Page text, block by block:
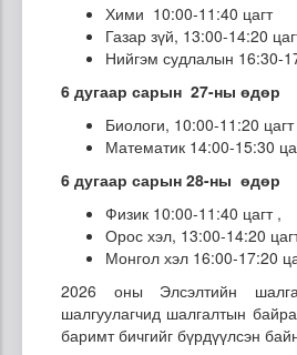
Хими 10:00-11:40 цагт
Газар зүй, 13:00-14:20
Нийгэм судлалын 16:30-
6 дугаар сарын 27-ны өдөр
Биологи, 10:00-11:20 цагт
Математик 14:00-15:30
6 дугаар сарын 28-ны өдөр
Физик 10:00-11:40 цагт ,
Орос хэл, 13:00-14:20
Монгол хэл 16:00-17:20
2026 оны Элсэлтийн
шалгуулагчид шалгалтын
баримт бичгийг бүрдүүлсэн